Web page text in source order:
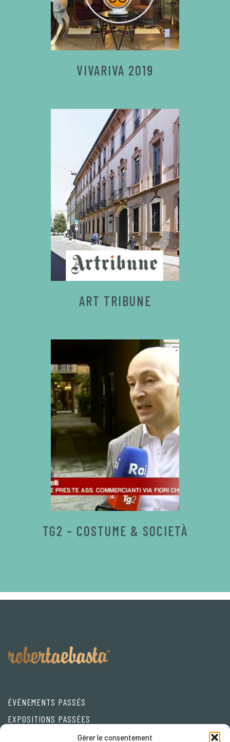
Gérer le consentement
VIVARIVA 2019
ART TRIBUNE
TG2 – COSTUME & SOCIETÀ
ÉVÉNEMENTS PASSÉS
EXPOSITIONS PASSÉES